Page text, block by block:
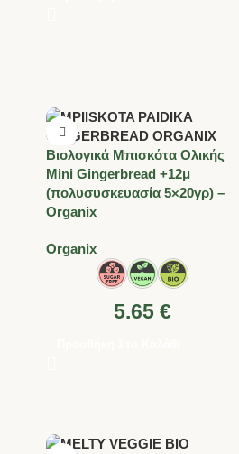
Βιολογικά Μπισκότα Ολικής
Mini Gingerbread +12μ
(πολυσυσκευασία 5×20γρ) –
Organix
Organix
5.65 €